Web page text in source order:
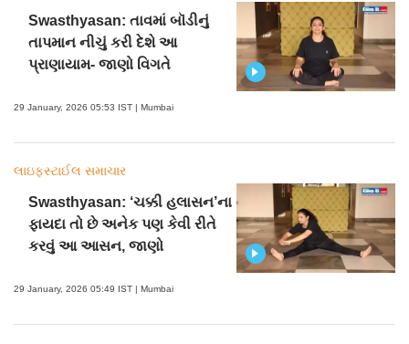
Swasthyasan: તાવમાં બૉડીનું
તાપમાન નીચું કરી દેશે આ
પ્રાણાયામ- જાણો વિગતે
29 January, 2026 05:53 IST | Mumbai
લાઇફસ્ટાઈલ સમાચાર
Swasthyasan: ‘ચક્કી હલાસન’ના
ફાયદા તો છે અનેક પણ કેવી રીતે
કરવું આ આસન, જાણો
29 January, 2026 05:49 IST | Mumbai